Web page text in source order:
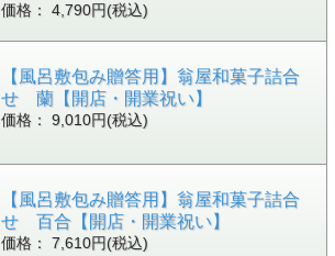
価格： 4,790円(税込)
【風呂敷包み贈答用】翁屋和菓子詰合
せ 蘭【開店・開業祝い】
価格： 9,010円(税込)
【風呂敷包み贈答用】翁屋和菓子詰合
せ 百合【開店・開業祝い】
価格： 7,610円(税込)